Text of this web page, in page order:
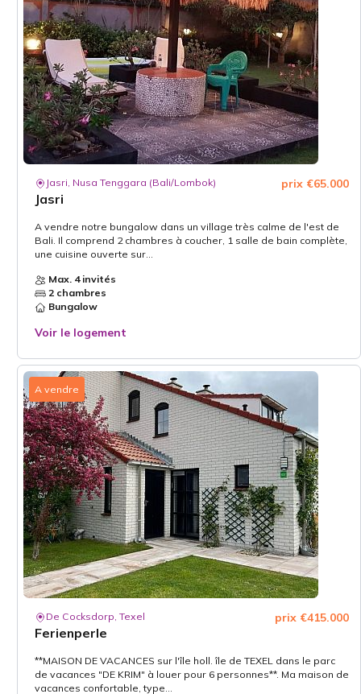
Jasri, Nusa Tenggara (Bali/Lombok)
Jasri
prix €65.000
A vendre notre bungalow dans un village très calme de l'est de
Bali. Il comprend 2 chambres à coucher, 1 salle de bain complète,
une cuisine ouverte sur...
Max. 4 invités
2 chambres
Bungalow
Voir le logement
A vendre
De Cocksdorp, Texel
Ferienperle
prix €415.000
**MAISON DE VACANCES sur l'île holl. île de TEXEL dans le parc
de vacances "DE KRIM" à louer pour 6 personnes**. Ma maison de
vacances confortable, type...